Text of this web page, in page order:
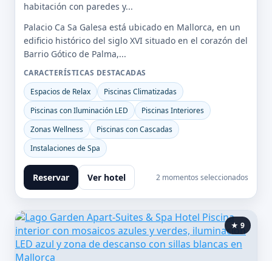
habitación con paredes y...
Palacio Ca Sa Galesa está ubicado en Mallorca, en un
edificio histórico del siglo XVI situado en el corazón del
Barrio Gótico de Palma,...
CARACTERÍSTICAS DESTACADAS
Espacios de Relax
Piscinas Climatizadas
Piscinas con Iluminación LED
Piscinas Interiores
Zonas Wellness
Piscinas con Cascadas
Instalaciones de Spa
Reservar Ver hotel 2 momentos seleccionados
★ 9